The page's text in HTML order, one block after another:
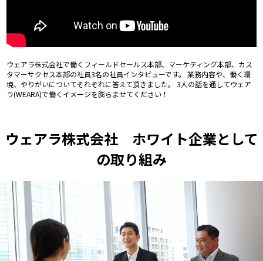
ウェアラ株式会社で働くフィールドセールス本部、マーケティング本部、カス
タマーサクセス本部の社員3名の社員インタビューです。 業務内容や、働く環
境、やりがいについてそれぞれに答えて頂きました。 3人の話を通してウェア
ラ(WEARA)で働くイメージを膨らませてください！
ウェアラ株式会社 ホワイト企業として
の取り組み